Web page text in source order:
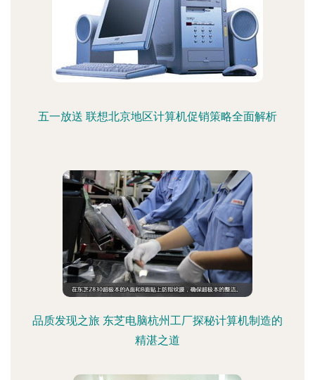
五一放送 联想北京地区计算机促销策略全面解析
品质发现之旅 东芝电脑杭州工厂探秘计算机制造的
精湛之道